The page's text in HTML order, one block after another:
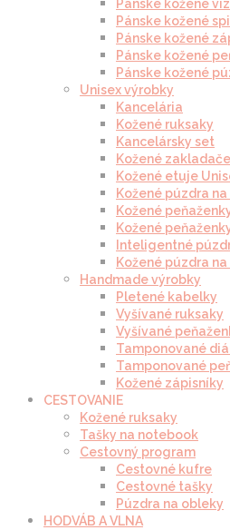
Pánske kožené
Pánske kožené
Pánske kožené
Pánske kožené
Pánske kožené
Unisex výrobky
Kancelária
Kožené ruksaky
Kancelársky set
Kožené zakladače
Kožené etuje
Kožené púzdra
Kožené
Kožené
Inteligentné
Kožené púzdra na
Handmade výrobky
Pletené kabelky
Vyšívané ruksaky
Vyšívané
Tamponované
Tamponované
Kožené zápisníky
CESTOVANIE
Kožené ruksaky
Tašky na notebook
Cestovný program
Cestovné kufre
Cestovné tašky
Púzdra na obleky
HODVÁB A VLNA